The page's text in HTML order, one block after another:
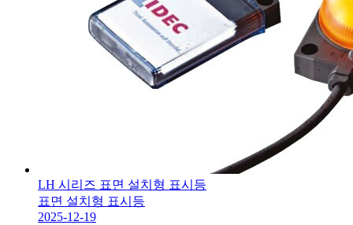
LH 시리즈 표면 설치형 표시등
표면 설치형 표시등
2025-12-19